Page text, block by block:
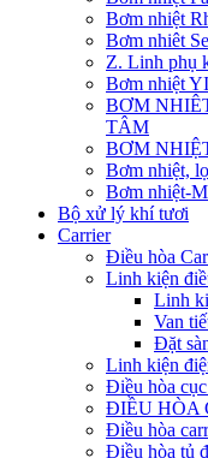
Bơm nhiệt
Bơm nhiêt
Z. Linh phụ
Bơm nhiệt
BƠM
TÂM
BƠM
Bơm nhiệt,
Bơm nhiệt-
Bộ xử lý khí tươi
Carrier
Điều hòa
Linh kiện
Linh
Van
Đặt
Linh kiện
Điều hòa
ĐIỀU HÒA
Điều hòa
Điều hòa tủ